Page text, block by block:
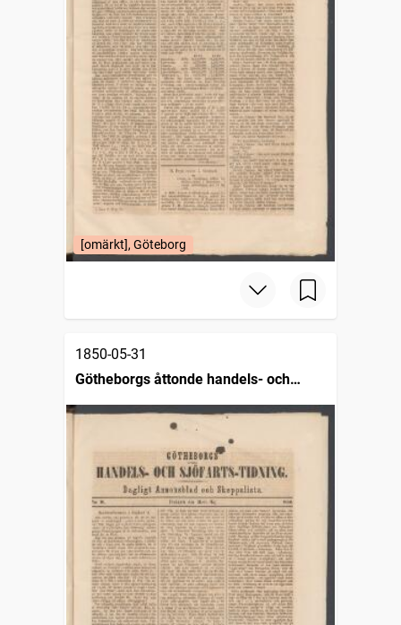
[omärkt], Göteborg
1850-05-31
Götheborgs åttonde handels- och
sjöfartstidning, dagligt annonsblad och